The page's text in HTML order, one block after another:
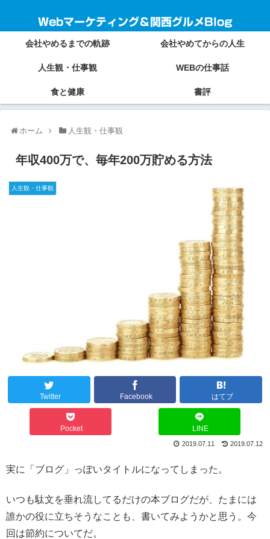
Webマーケティング＆関西グルメBlog
会社やめるまでの軌跡 会社やめてからの人生
人生観・仕事観 WEBの仕事話
食と健康 書評
ホーム 人生観・仕事観
年収400万で、毎年200万貯める方法
人生観・仕事観
Twitter Facebook はてブ
Pocket LINE
2019.07.12
2019.07.11
実に「ブログ」っぽいタイトルになってしまった。
いつも駄文を垂れ流してるだけの本ブログだが、たまには
誰かの役に立ちそうなことも、書いてみようかと思う。今
回は節約についてだ。